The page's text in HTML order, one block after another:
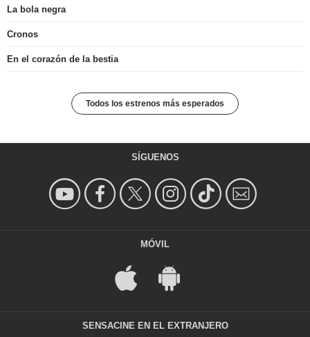
La bola negra
Cronos
En el corazón de la bestia
Todos los estrenos más esperados
SÍGUENOS
MÓVIL
SENSACINE EN EL EXTRANJERO